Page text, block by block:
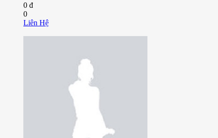
0 đ
0
Liên Hệ